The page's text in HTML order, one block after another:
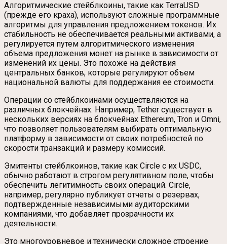
Алгоритмические стейблкоины, такие как TerraUSD
(прежде его краха), используют сложные программные
алгоритмы для управления предложением токенов. Их
стабильность не обеспечивается реальными активами, а
регулируется путем алгоритмического изменения
объема предложения монет на рынке в зависимости от
изменений их цены. Это похоже на действия
центральных банков, которые регулируют объем
национальной валюты для поддержания ее стоимости.
Операции со стейблкоинами осуществляются на
различных блокчейнах. Например, Tether существует в
нескольких версиях на блокчейнах Ethereum, Tron и Omni,
что позволяет пользователям выбирать оптимальную
платформу в зависимости от своих потребностей по
скорости транзакций и размеру комиссий.
Эмитенты стейблкоинов, такие как Circle с их USDC,
обычно работают в строгом регулятивном поле, чтобы
обеспечить легитимность своих операций. Circle,
например, регулярно публикует отчеты о резервах,
подтвержденные независимыми аудиторскими
компаниями, что добавляет прозрачности их
деятельности.
Это многоуровневое и технически сложное строение